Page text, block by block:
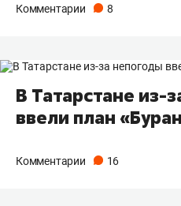
Комментарии 8
В Татарстане из-
ввели план
Комментарии 16